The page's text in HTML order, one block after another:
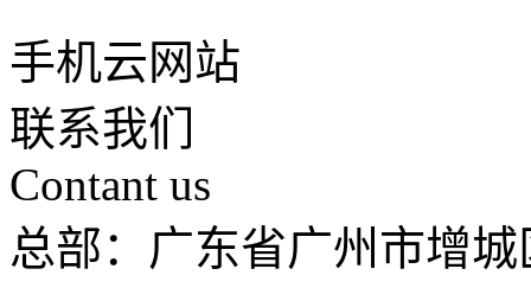
手机云网站
联系我们
Contant us
总部：广东省广州市增